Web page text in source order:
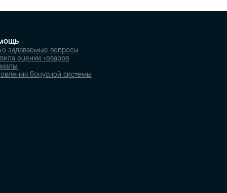
задаваемые вопросы
оценки товаров
бонусной системы